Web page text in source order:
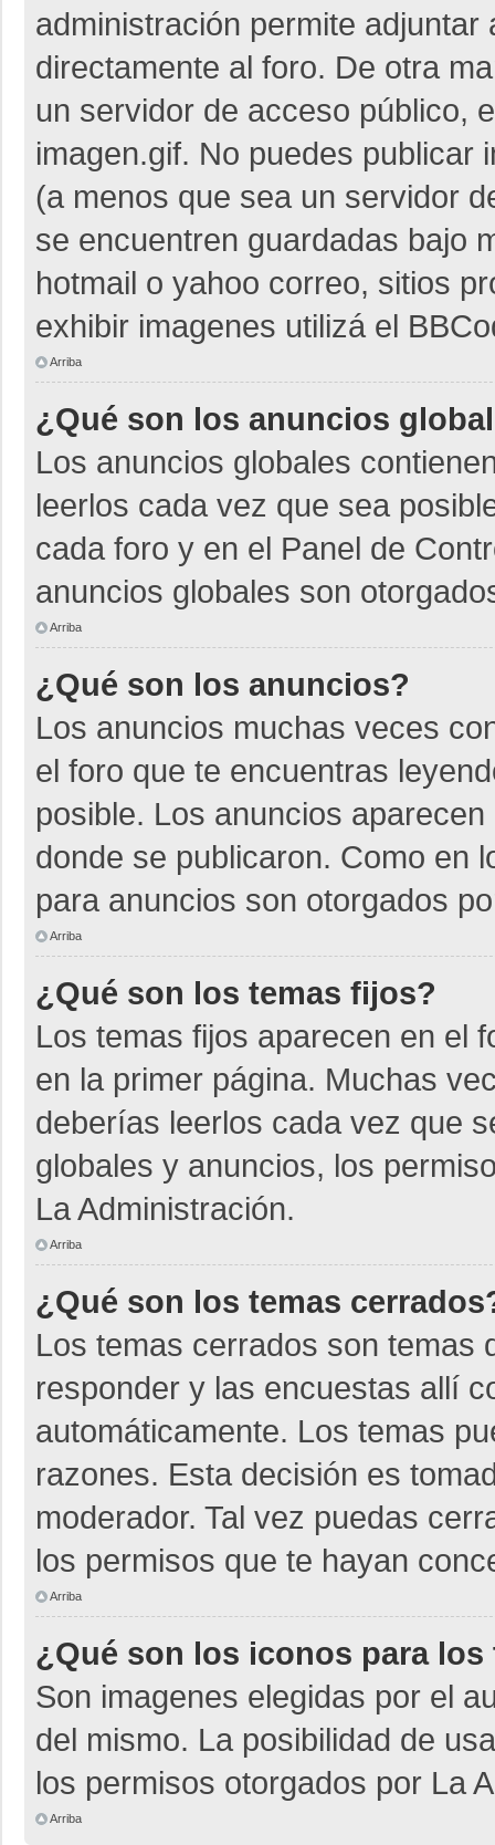
administración permite
directamente al foro. De otra
un servidor de acceso público,
imagen.gif. No puedes publicar
(a menos que sea un servidor
se encuentren guardadas bajo
hotmail o yahoo correo, sitios
exhibir imagenes utilizá el
Arriba
¿Qué son los anuncios
Los anuncios globales
leerlos cada vez que sea
cada foro y en el Panel de
anuncios globales son
Arriba
¿Qué son los anuncios?
Los anuncios muchas veces
el foro que te encuentras
posible. Los anuncios
donde se publicaron. Como en
para anuncios son otorgados
Arriba
¿Qué son los temas fijos?
Los temas fijos aparecen en el
en la primer página. Muchas
deberías leerlos cada vez que
globales y anuncios, los
La Administración.
Arriba
¿Qué son los temas
Los temas cerrados son temas
responder y las encuestas allí
automáticamente. Los temas
razones. Esta decisión es
moderador. Tal vez puedas
los permisos que te hayan
Arriba
¿Qué son los iconos para los
Son imagenes elegidas por el
del mismo. La posibilidad de
los permisos otorgados por La
Arriba